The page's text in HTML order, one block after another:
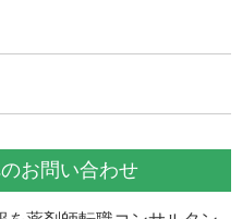
お問い合わせ